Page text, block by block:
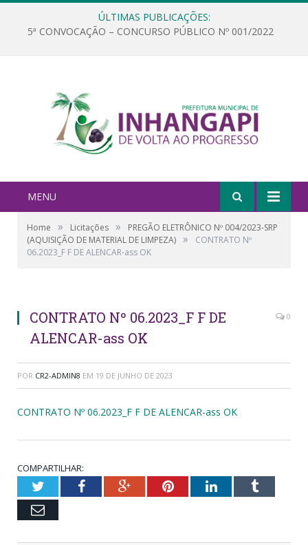
ÚLTIMAS PUBLICAÇÕES:
5ª CONVOCAÇÃO – CONCURSO PÚBLICO Nº 001/2022
MENU
Home » Licitações »
PREGÃO ELETRÔNICO Nº 004/2023-SRP
(AQUISIÇÃO DE MATERIAL DE LIMPEZA) »
CONTRATO Nº
06.2023_F F DE ALENCAR-ass OK
CONTRATO Nº 06.2023_F F DE
ALENCAR-ass OK
0
POR CR2-ADMIN8 EM 19 DE JUNHO DE 2023
CONTRATO Nº 06.2023_F F DE ALENCAR-ass OK
COMPARTILHAR:
TwitterFacebookGoogle+PinterestLinkedInTumblr
Email